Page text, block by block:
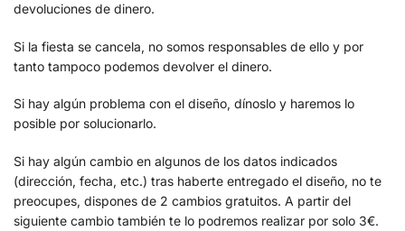
devoluciones de dinero.
Si la fiesta se cancela, no somos responsables de ello y por
tanto tampoco podemos devolver el dinero.
Si hay algún problema con el diseño, dínoslo y haremos lo
posible por solucionarlo.
Si hay algún cambio en algunos de los datos indicados
(dirección, fecha, etc.) tras haberte entregado el diseño, no te
preocupes, dispones de 2 cambios gratuitos. A partir del
siguiente cambio también te lo podremos realizar por solo 3€.